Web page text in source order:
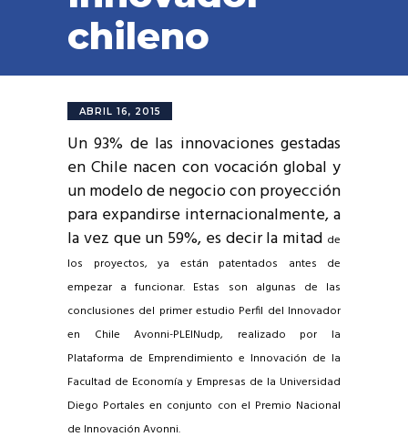
chileno
ABRIL 16, 2015
Un 93% de las innovaciones gestadas
en Chile nacen con vocación global y
un modelo de negocio con proyección
para expandirse internacionalmente, a
la vez que un 59%, es decir la mitad de
los proyectos, ya están patentados antes de
empezar a funcionar. Estas son algunas de las
conclusiones del primer estudio Perfil del Innovador
en Chile Avonni-PLEINudp, realizado por la
Plataforma de Emprendimiento e Innovación de la
Facultad de Economía y Empresas de la Universidad
Diego Portales en conjunto con el Premio Nacional
de Innovación Avonni.